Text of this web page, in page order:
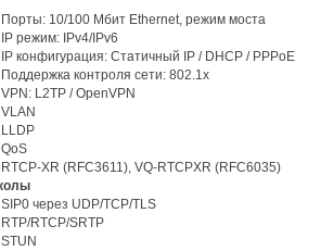
Порты: 10/100 Мбит Ethernet, режим моста
IP режим: IPv4/IPv6
IP конфигурация: Статичный IP / DHCP / PPPoE
Поддержка контроля сети: 802.1x
VPN: L2TP / OpenVPN
VLAN
LLDP
QoS
RTCP-XR (RFC3611), VQ-RTCPXR (RFC6035)
SIP0 через UDP/TCP/TLS
RTP/RTCP/SRTP
STUN